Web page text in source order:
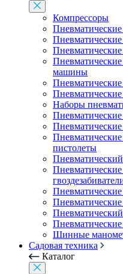
Компрессоры
Пневматические
машины
Наборы
пистолеты
Пневматические
Шинные
Садовая техника
Каталог